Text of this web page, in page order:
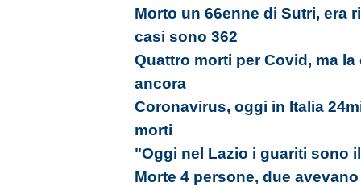
Morto un 66enne di Sutri, era
casi sono 362
Quattro morti per Covid, ma
ancora
Coronavirus, oggi in Italia
morti
"Oggi nel Lazio i guariti sono
Morte 4 persone, due